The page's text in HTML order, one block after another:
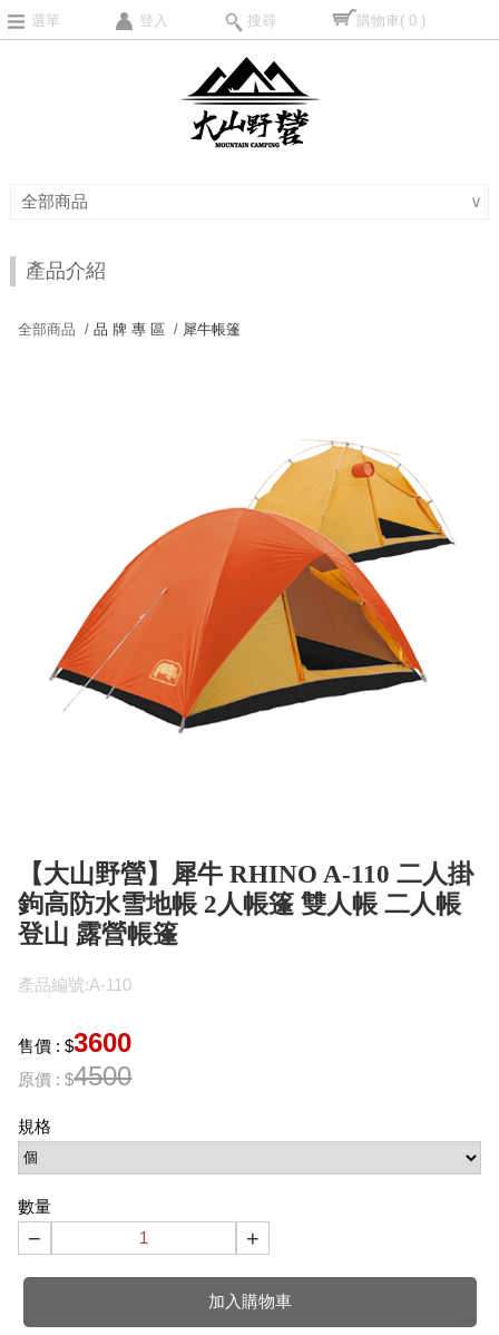
選單 登入 搜尋 購物車( 0 )
全部商品 ∨
產品介紹
全部商品 /品 牌 專 區 / 犀牛帳篷
【大山野營】犀牛 RHINO A-110 二人掛
鉤高防水雪地帳 2人帳篷 雙人帳 二人帳
登山 露營帳篷
產品編號:A-110
售價 : $3600
原價 : $4500
規格
數量
− +
加入購物車